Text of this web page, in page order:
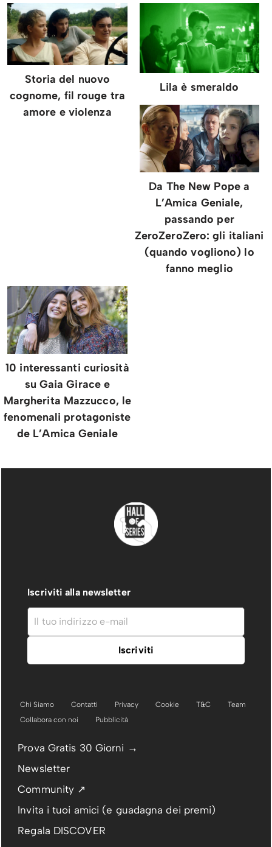
Storia del nuovo
cognome, fil rouge tra
amore e violenza
Lila è smeraldo
Da The New Pope a
L’Amica Geniale,
passando per
ZeroZeroZero: gli italiani
(quando vogliono) lo
fanno meglio
10 interessanti curiosità
su Gaia Girace e
Margherita Mazzucco, le
fenomenali protagoniste
de L’Amica Geniale
Iscriviti alla newsletter
Chi Siamo Contatti Privacy Cookie T&C
Team
Collabora con noi
Pubblicità
Prova Gratis 30 Giorni →
Newsletter
Community ↗
Invita i tuoi amici (e guadagna dei premi)
Regala DISCOVER